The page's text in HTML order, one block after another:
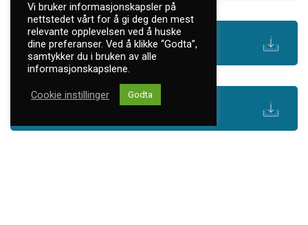
Revisjonsberetning SSE 2020
Årsrapport 2020 fra SSE
Vi bruker informasjonskapsler på
nettstedet vårt for å gi deg den mest
relevante opplevelsen ved å huske
dine preferanser. Ved å klikke “Godta”,
samtykker du i bruken av alle
informasjonskapslene.
Cookie instillinger Godta